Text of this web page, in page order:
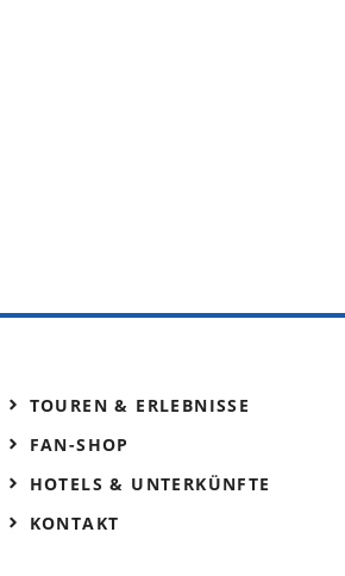
TOUREN & ERLEBNISSE
FAN-SHOP
HOTELS & UNTERKÜNFTE
KONTAKT